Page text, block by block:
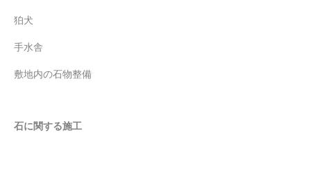
狛犬
手水舎
敷地内の石物整備
石に関する施工